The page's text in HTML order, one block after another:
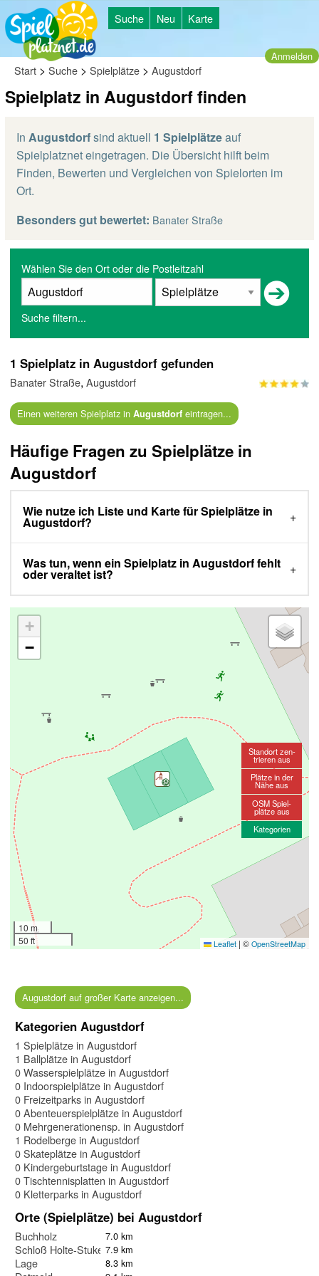
Suche Neu Karte
Anmelden
Start > Suche > Spielplätze > Augustdorf
Spielplatz in Augustdorf finden
In Augustdorfsind aktuell 1 Spielplätzeauf
Spielplatznet eingetragen. Die Übersicht hilft beim
Finden, Bewerten und Vergleichen von Spielorten im
Ort.
Besonders gut bewertet: Banater Straße
Wählen Sie den Ort oder die Postleitzahl
Suche filtern...
1 Spielplatz in Augustdorf gefunden
Banater Straße, Augustdorf
Einen weiteren Spielplatz in Augustdorfeintragen...
Häufige Fragen zu Spielplätze in
Augustdorf
Wie nutze ich Liste und Karte für Spielplätze in
Augustdorf?
Was tun, wenn ein Spielplatz in Augustdorf fehlt
oder veraltet ist?
+
−
10 m
50 ft
Leaflet | © OpenStreetMap
Standort zen-
trieren aus
Plätze in der
Nähe aus
OSM Spiel-
plätze aus
Kategorien
Augustdorf auf großer Karte anzeigen...
Kategorien Augustdorf
1 Spielplätze in Augustdorf
1 Ballplätze in Augustdorf
0 Wasserspielplätze in Augustdorf
0 Indoorspielplätze in Augustdorf
0 Freizeitparks in Augustdorf
0 Abenteuerspielplätze in Augustdorf
0 Mehrgenerationensp. in Augustdorf
1 Rodelberge in Augustdorf
0 Skateplätze in Augustdorf
0 Kindergeburtstage in Augustdorf
0 Tischtennisplatten in Augustdorf
0 Kletterparks in Augustdorf
Orte (Spielplätze) bei Augustdorf
Buchholz 7.0 km
Schloß Holte-Stukenbrock
7.9 km
Lage 8.3 km